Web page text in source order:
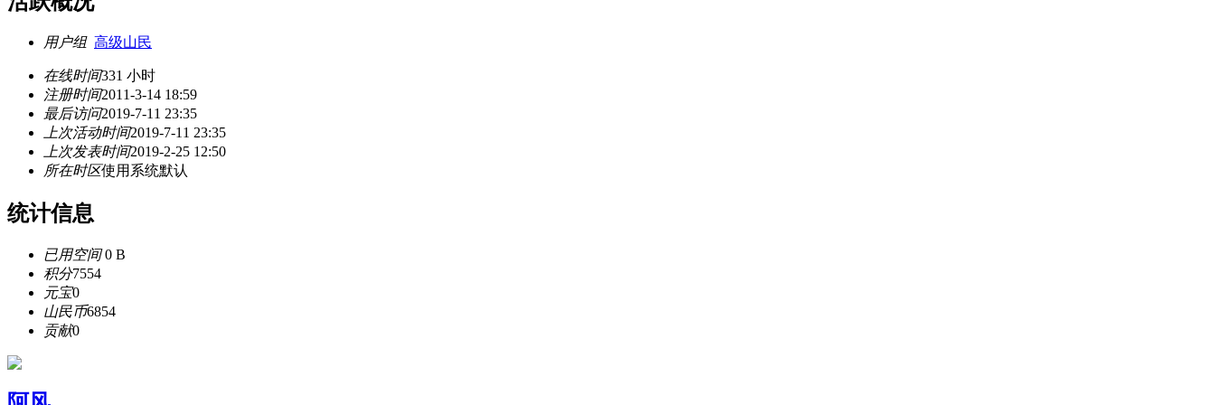
用户组 高级山民
在线时间331 小时
注册时间2011-3-14 18:59
最后访问2019-7-11 23:35
上次活动时间2019-7-11 23:35
上次发表时间2019-2-25 12:50
所在时区使用系统默认
统计信息
已用空间0 B
积分7554
元宝0
山民币6854
贡献0